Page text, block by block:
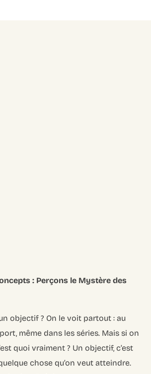
: Perçons le Mystère des
objectif ? On le voit partout : au
même dans les séries. Mais si on
quoi vraiment ? Un objectif, c’est
chose qu’on veut atteindre.